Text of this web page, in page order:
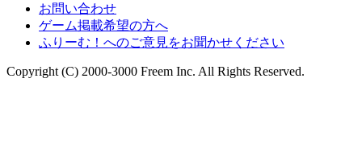
お問い合わせ
ゲーム掲載希望の方へ
ふりーむ！へのご意見をお聞かせください
Copyright (C) 2000-3000 Freem Inc. All Rights Reserved.